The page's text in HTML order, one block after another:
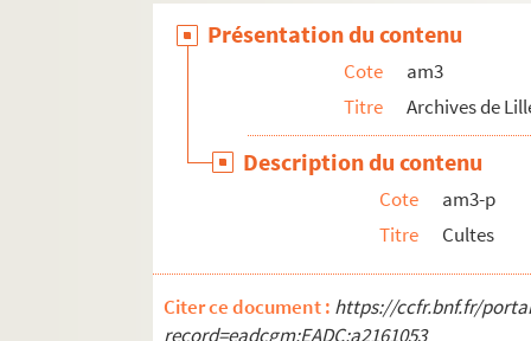
Présentation du contenu
Cote
am3
Titre
Archives de
Description du contenu
Cote
am3-p
Titre
Cultes
Citer ce document : https://ccfr.bnf.fr/
record=eadcgm:EADC:a2161053